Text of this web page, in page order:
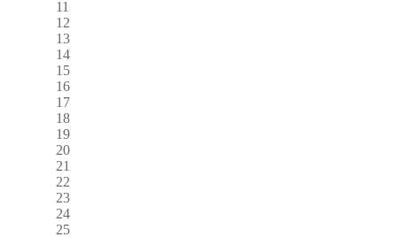
11
12
13
14
15
16
17
18
19
20
21
22
23
24
25